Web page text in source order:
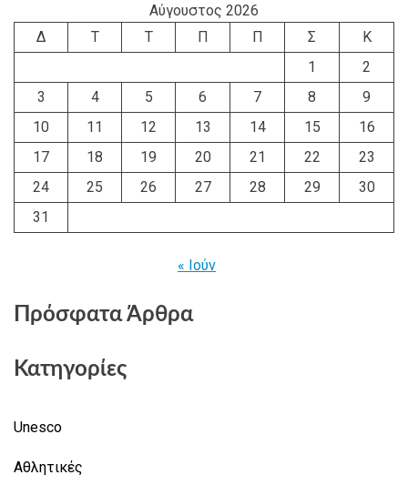
Αύγουστος 2026
Δ
Τ Τ Π Π Σ
Κ
1
2
3
4 5 6 7 8
9
10
11 12 13 14 15
16
17
18 19 20 21 22
23
24
25 26 27 28 29
30
31
« Ιούν
Πρόσφατα Άρθρα
Κατηγορίες
Unesco
Αθλητικές